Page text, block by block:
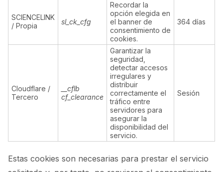
SCIENCELINK
/ Propia
sl_ck_cfg
Recordar la
opción elegida en
el banner de
consentimiento de
cookies.
364 días
Cloudflare /
Tercero
__cflb
cf_clearance
Garantizar la
seguridad,
detectar accesos
irregulares y
distribuir
correctamente el
tráfico entre
servidores para
asegurar la
disponibilidad del
servicio.
Sesión
Estas cookies son necesarias para prestar el servicio